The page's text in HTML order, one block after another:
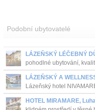
Podobní ubytovatelé
LÁZEŇSKÝ LÉČEBNÝ
pohodlné ubytování,
vlastním bazénem,
LÁZEŇSKÝ A
Lázeňský hotel
MIRAMARE Luhačovice.
kolonády a ...
HOTEL MIRAMARE,